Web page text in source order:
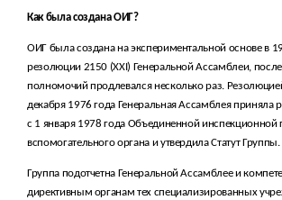
Как была создана ОИГ?
ОИГ была создана на экспериментальной основе в
резолюции 2150 (XXI) Генеральной Ассамблеи, после
полномочий продлевался несколько раз.
декабря 1976 года Генеральная Ассамблея приняла
с 1 января 1978 года Объединенной инспекционной
вспомогательного органа и утвердила Статут Группы.
Группа подотчетна Генеральной Ассамблее и
директивным органам тех специализированных